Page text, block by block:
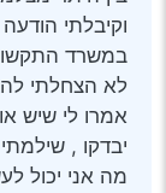
וקיבלתי
במשרד
לא הצחלתי
יבדקו ,
מה אני יכול